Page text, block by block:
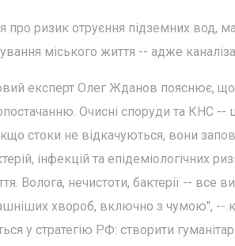
про ризик отруєння підземних вод,
міського життя -- адже
експерт Олег Жданов пояснює,
Очисні споруди та КНС --
стоки не відкачуються, вони
інфекцій та епідеміологічних
Волога, нечистоти, бактерії -- все
хвороб, включно з чумою", --
у стратегію РФ: створити